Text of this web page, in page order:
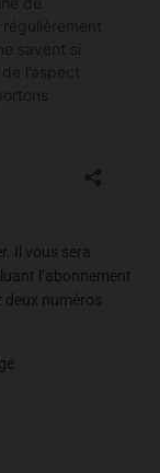
Il vous sera
l’abonnement
deux numéros